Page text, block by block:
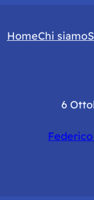
HomeChi siamo
6